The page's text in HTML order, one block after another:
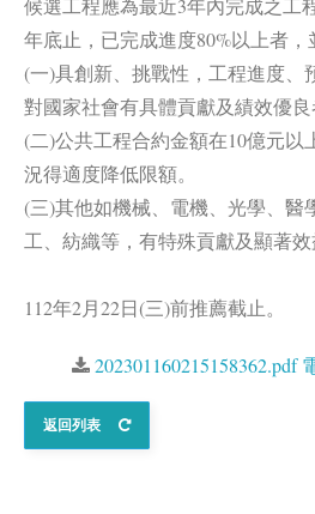
候選工程應為最近3年內完成之工
年底止，已完成進度80%以上者，
(一)具創新、挑戰性，工程進度、
對國家社會有具體貢獻及績效優良
(二)公共工程合約金額在10億元以
況得適度降低限額。
(三)其他如機械、電機、光學、醫
工、紡織等，有特殊貢獻及顯著效
112年2月22日(三)前推薦截止。
202301160215158362.pdf
返回列表